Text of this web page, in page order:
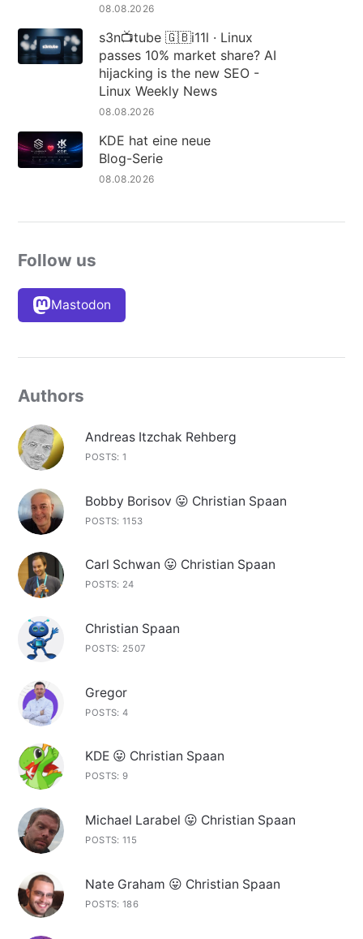
08.08.2026
s3n📺tube 🇬🇧i11l · Linux
passes 10% market share? AI
hijacking is the new SEO -
Linux Weekly News
08.08.2026
KDE hat eine neue
Blog-Serie
08.08.2026
Follow us
Mastodon
Authors
Andreas Itzchak Rehberg
POSTS: 1
Bobby Borisov 😛 Christian Spaan
POSTS: 1153
Carl Schwan 😛 Christian Spaan
POSTS: 24
Christian Spaan
POSTS: 2507
Gregor
POSTS: 4
KDE 😛 Christian Spaan
POSTS: 9
Michael Larabel 😛 Christian Spaan
POSTS: 115
Nate Graham 😛 Christian Spaan
POSTS: 186